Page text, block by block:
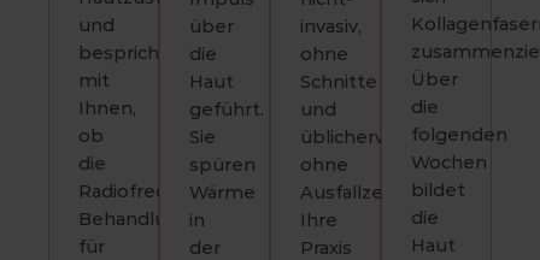
und
bespricht
mit
Ihnen,
ob
die
Radiofrequenz-
Behandlung
für
über
die
Haut
geführt.
Sie
spüren
Wärme
in
der
invasiv,
ohne
Schnitte
und
üblicherweise
ohne
Ausfallzeit.
Ihre
Praxis
Über
die
folgenden
Wochen
bildet
die
Haut